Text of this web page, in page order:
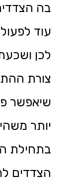
בה
עוד
לכן
צורת
שיאפשר
יותר
בתחילת
הצדדים